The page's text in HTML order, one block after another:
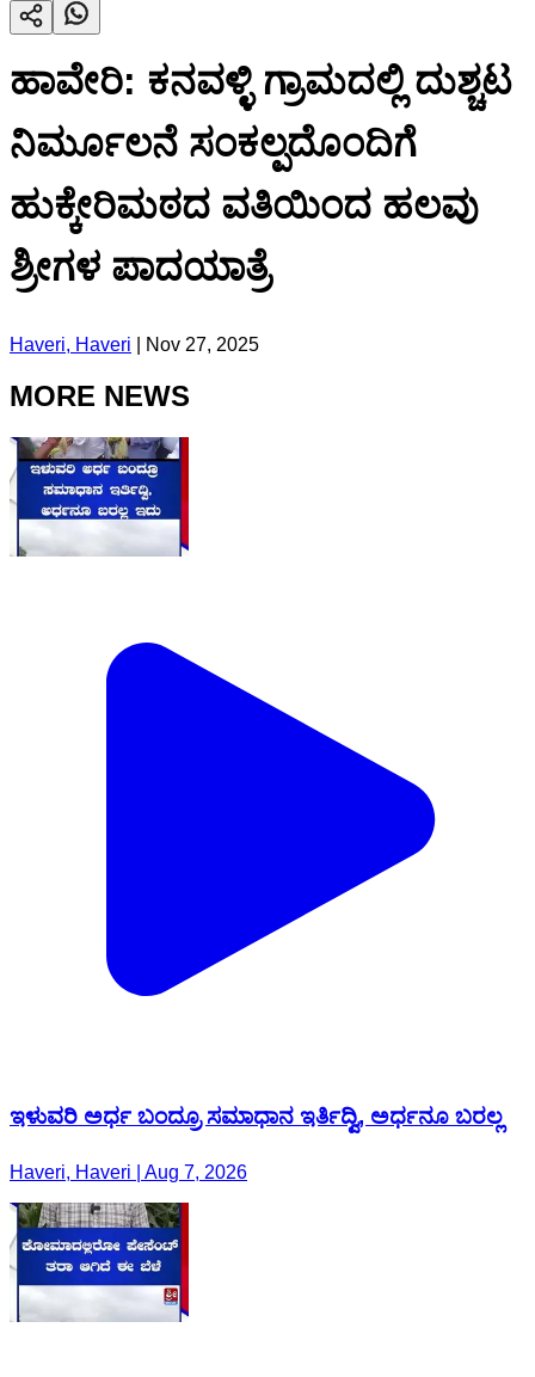
ಹಾವೇರಿ: ಕನವಳ್ಳಿ ಗ್ರಾಮದಲ್ಲಿ ದುಶ್ಚಟ
ನಿರ್ಮೂಲನೆ ಸಂಕಲ್ಪದೊಂದಿಗೆ
ಹುಕ್ಕೇರಿಮಠದ ವತಿಯಿಂದ ಹಲವು
ಶ್ರೀಗಳ ಪಾದಯಾತ್ರೆ
Haveri, Haveri Nov 27, 2025
MORE NEWS
ಇಳುವರಿ ಅರ್ಧ ಬಂದ್ರೂ ಸಮಾಧಾನ ಇರ್ತಿದ್ವಿ, ಅರ್ಧನೂ ಬರಲ್ಲ
Haveri, Haveri | Aug 7, 2026